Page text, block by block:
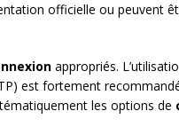
officielle ou peuvent
appropriés.
est fortement
les options de